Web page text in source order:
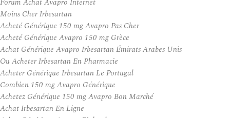
Moins Cher Irbesartan
Acheté Générique 150 mg Avapro Pas Cher
Acheté Générique Avapro 150 mg Grèce
Achat Générique Avapro Irbesartan Émirats Arabes Unis
Ou Acheter Irbesartan En Pharmacie
Acheter Générique Irbesartan Le Portugal
Combien 150 mg Avapro Générique
Achetez Générique 150 mg Avapro Bon Marché
Achat Irbesartan En Ligne